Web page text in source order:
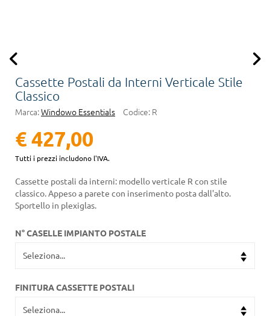
Cassette Postali da Interni Verticale Stile
Classico
Marca:Windowo Essentials Codice: R
€ 427,00
Tutti i prezzi includono l'IVA.
Cassette postali da interni: modello verticale R con stile
classico. Appeso a parete con inserimento posta dall'alto.
Sportello in plexiglas.
N° CASELLE IMPIANTO POSTALE
FINITURA CASSETTE POSTALI